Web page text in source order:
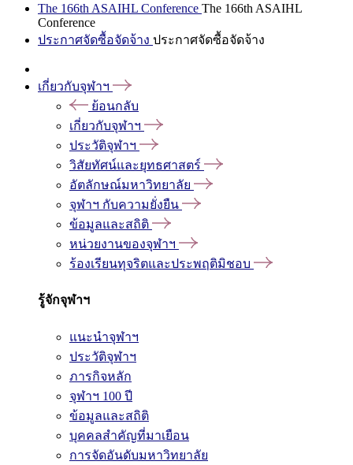
The 166th ASAIHL Conference The 166th ASAIHL
Conference
ประกาศจัดซื้อจัดจ้าง ประกาศจัดซื้อจัดจ้าง
เกี่ยวกับจุฬาฯ
ย้อนกลับ
เกี่ยวกับจุฬาฯ
ประวัติจุฬาฯ
วิสัยทัศน์และยุทธศาสตร์
อัตลักษณ์มหาวิทยาลัย
จุฬาฯ กับความยั่งยืน
ข้อมูลและสถิติ
หน่วยงานของจุฬาฯ
ร้องเรียนทุจริตและประพฤติมิชอบ
รู้จักจุฬาฯ
แนะนำจุฬาฯ
ประวัติจุฬาฯ
ภารกิจหลัก
จุฬาฯ 100 ปี
ข้อมูลและสถิติ
บุคคลสำคัญที่มาเยือน
การจัดอันดับมหาวิทยาลัย